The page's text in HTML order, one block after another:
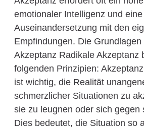
emotionaler Intelligenz und
Auseinandersetzung mit den
Empfindungen. Die
Akzeptanz Radikale Akzeptanz
folgenden Prinzipien:
ist wichtig, die Realität
schmerzlicher Situationen zu
sie zu leugnen oder sich gegen
Dies bedeutet, die Situation so